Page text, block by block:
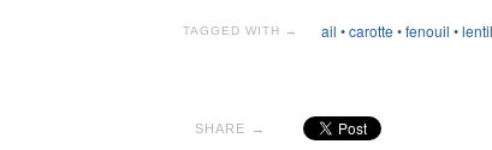
TAGGED WITH → ail •carotte•fenouil •
SHARE →